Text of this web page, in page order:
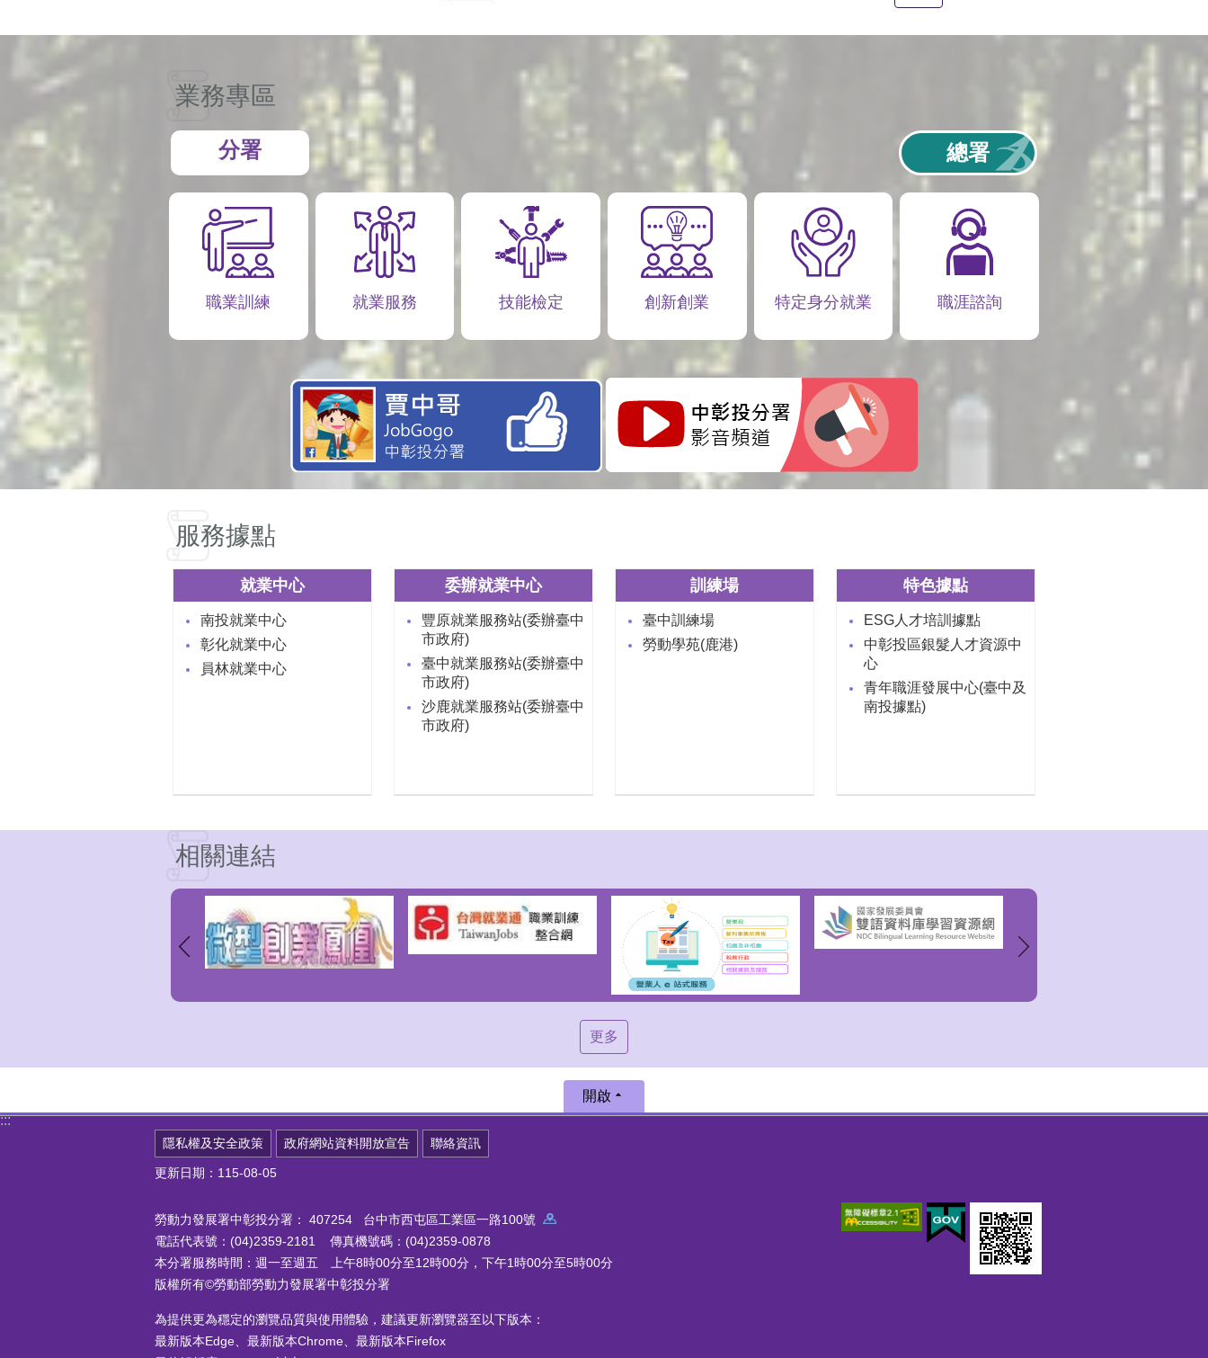
業務專區
分署 總署
職業訓練 就業服務 技能檢定 創新創業 特定身分就業 職涯諮詢
服務據點
就業中心
南投就業中心
彰化就業中心
員林就業中心
委辦就業中心
豐原就業服務站(委辦臺中
市政府)
臺中就業服務站(委辦臺中
市政府)
沙鹿就業服務站(委辦臺中
市政府)
訓練場
臺中訓練場
勞動學苑(鹿港)
特色據點
ESG人才培訓據點
中彰投區銀髮人才資源中
心
青年職涯發展中心(臺中及
南投據點)
相關連結
更多
:::
開啟
隱私權及安全政策 政府網站資料開放宣告 聯絡資訊
更新日期：115-08-05
勞動力發展署中彰投分署： 407254 台中市西屯區工業區一路100號
電話代表號：(04)2359-2181 傳真機號碼：(04)2359-0878
本分署服務時間：週一至週五 上午8時00分至12時00分，下午1時00分至5時00分
版權所有©勞動部勞動力發展署中彰投分署
為提供更為穩定的瀏覽品質與使用體驗，建議更新瀏覽器至以下版本：
最新版本Edge、最新版本Chrome、最新版本Firefox